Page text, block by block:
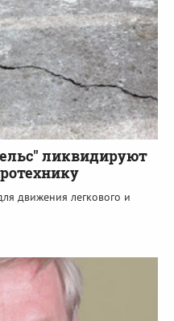
ликвидируют
движения легкового и